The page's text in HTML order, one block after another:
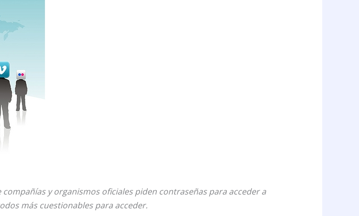
y organismos oficiales piden contraseñas para acceder a
más cuestionables para acceder.